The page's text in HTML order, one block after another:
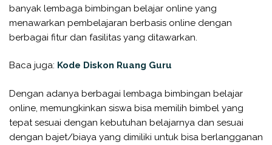
banyak lembaga bimbingan belajar online yang
menawarkan pembelajaran berbasis online dengan
berbagai fitur dan fasilitas yang ditawarkan.
Baca juga: Kode Diskon Ruang Guru
Dengan adanya berbagai lembaga bimbingan belajar
online, memungkinkan siswa bisa memilih bimbel yang
tepat sesuai dengan kebutuhan belajarnya dan sesuai
dengan bajet/biaya yang dimiliki untuk bisa berlangganan